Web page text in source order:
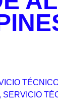
, SERVICIO